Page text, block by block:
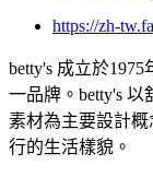
https://zh-
betty's 成立於
一品牌。betty's
素材為主要設計
行的生活樣貌。